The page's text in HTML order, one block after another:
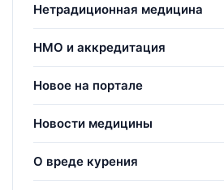
Нетрадиционная медицина
НМО и аккредитация
Новое на портале
Новости медицины
О вреде курения